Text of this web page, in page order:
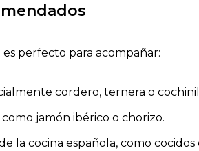
es perfecto para acompañar:
cordero, ternera o
jamón ibérico o chorizo.
la cocina española, como